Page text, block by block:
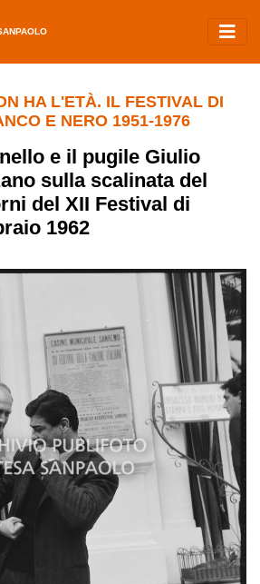
HA L'ETÀ. IL FESTIVAL DI
E NERO 1951-1976
e il pugile Giulio
sulla scalinata del
del XII Festival di
1962